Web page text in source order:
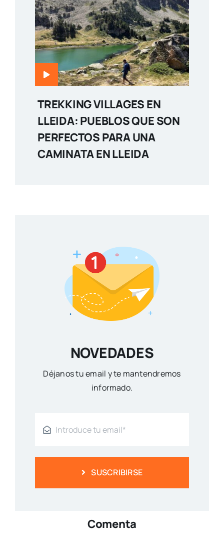
TREKKING VILLAGES EN
LLEIDA: PUEBLOS QUE SON
PERFECTOS PARA UNA
CAMINATA EN LLEIDA
NOVEDADES
Déjanos tu email y te mantendremos
informado.
SUSCRIBIRSE
Comenta